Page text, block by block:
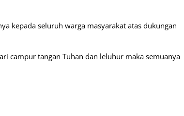
kepada seluruh warga masyarakat atas dukungan
campur tangan Tuhan dan leluhur maka semuanya